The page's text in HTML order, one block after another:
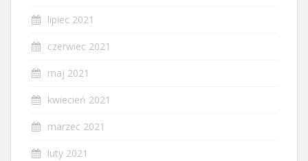
lipiec 2021
czerwiec 2021
maj 2021
kwiecień 2021
marzec 2021
luty 2021